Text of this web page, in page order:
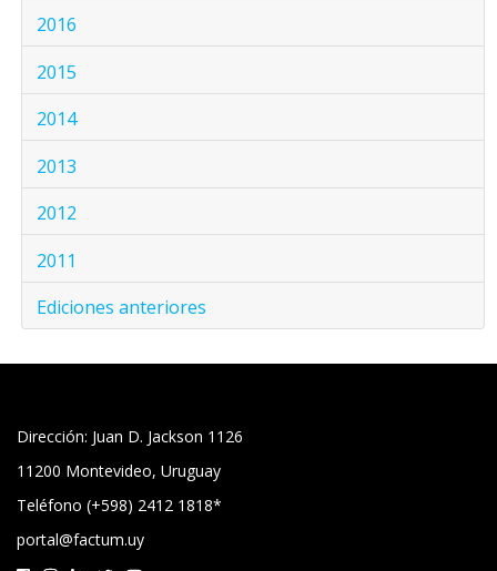
2016
2015
2014
2013
2012
2011
Ediciones anteriores
Dirección: Juan D. Jackson 1126
11200 Montevideo, Uruguay
Teléfono (+598) 2412 1818*
portal@factum.uy